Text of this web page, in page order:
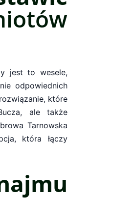
jest to wesele,
odpowiednich
które
ale także
Tarnowska
która łączy